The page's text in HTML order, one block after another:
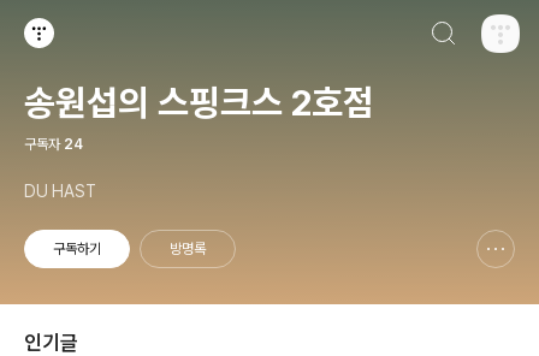
송원섭의 스핑크스 2호점
구독자 24
DU HAST
구독하기 방명록
인기글